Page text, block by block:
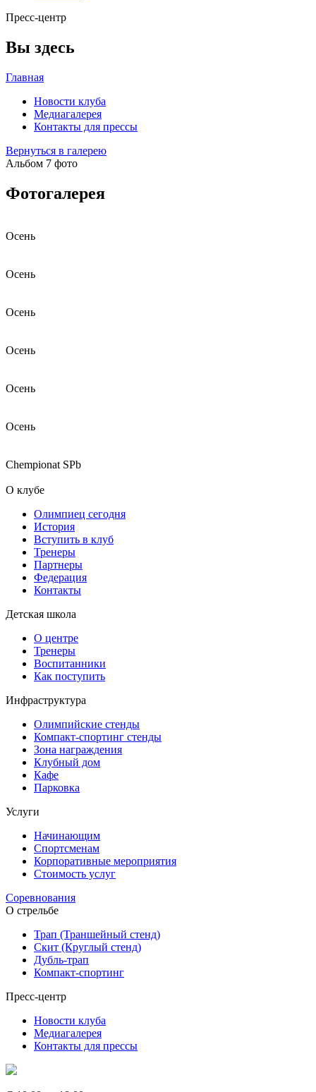
Пресс-центр
Вы здесь
Главная
Новости клуба
Медиагалерея
Контакты для прессы
Вернуться в галерею
Альбом 7 фото
Фотогалерея
Осень
Осень
Осень
Осень
Осень
Осень
Chempionat SPb
О клубе
Олимпиец сегодня
История
Вступить в клуб
Тренеры
Партнеры
Федерация
Контакты
Детская школа
О центре
Тренеры
Воспитанники
Как поступить
Инфраструктура
Олимпийские стенды
Компакт-спортинг стенды
Зона награждения
Клубный дом
Кафе
Парковка
Услуги
Начинающим
Спортсменам
Корпоративные мероприятия
Стоимость услуг
Соревнования
О стрельбе
Трап (Траншейный стенд)
Скит (Круглый стенд)
Дубль-трап
Компакт-спортинг
Пресс-центр
Новости клуба
Медиагалерея
Контакты для прессы